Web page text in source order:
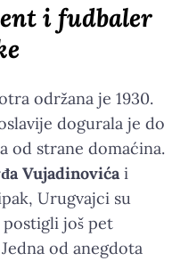
i fudbaler
održana je 1930.
dogurala je do
od strane domaćina.
Vujadinovićai
Urugvajci su
još pet
od anegdota